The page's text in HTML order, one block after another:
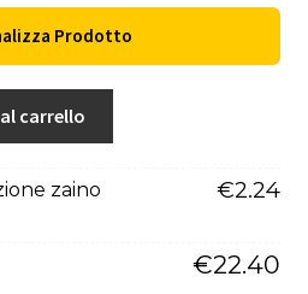
Prodotto
carrello
zaino
€2.24
€22.40